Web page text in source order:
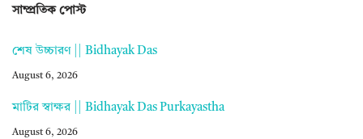
সাম্প্রতিক পোস্ট
শেষ উচ্চারণ || Bidhayak Das
August 6, 2026
মাটির স্বাক্ষর || Bidhayak Das Purkayastha
August 6, 2026